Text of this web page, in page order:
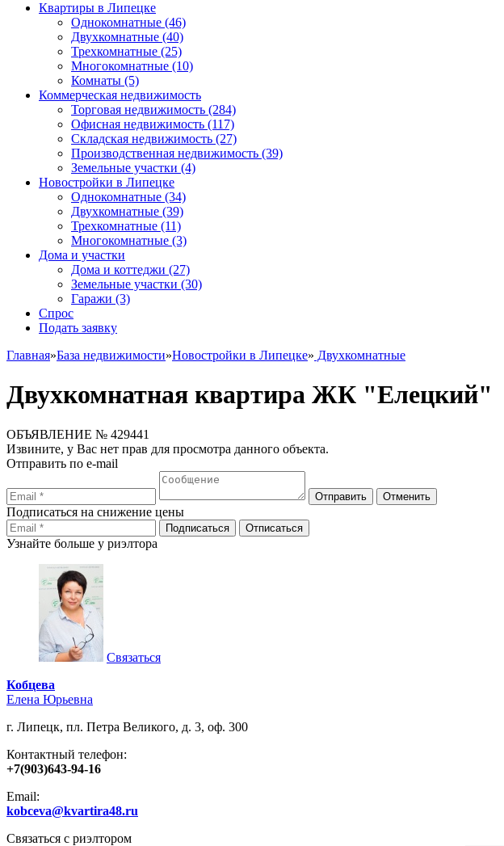
Квартиры в Липецке
Однокомнатные (46)
Двухкомнатные (40)
Трехкомнатные (25)
Многокомнатные (10)
Комнаты (5)
Коммерческая недвижимость
Торговая недвижимость (284)
Офисная недвижимость (117)
Складская недвижимость (27)
Производственная недвижимость (39)
Земельные участки (4)
Новостройки в Липецке
Однокомнатные (34)
Двухкомнатные (39)
Трехкомнатные (11)
Многокомнатные (3)
Дома и участки
Дома и коттеджи (27)
Земельные участки (30)
Гаражи (3)
Спрос
Подать заявку
Главная»База недвижимости»Новостройки в Липецке» Двухкомнатные
Двухкомнатная квартира ЖК "Елецкий"
ОБЪЯВЛЕНИЕ № 429441
Извините, у Вас нет прав для просмотра данного объекта.
Отправить по e-mail
Подписаться на снижение цены
Узнайте больше у риэлтора
Связаться
Кобцева
Елена Юрьевна
г. Липецк, пл. Петра Великого, д. 3, оф. 300
Контактный телефон:
+7(903)643-94-16
Email:
kobceva@kvartira48.ru
Связаться с риэлтором